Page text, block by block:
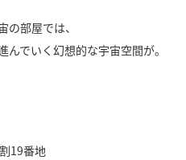
部屋では、
でいく幻想的な宇宙空間が。
19番地